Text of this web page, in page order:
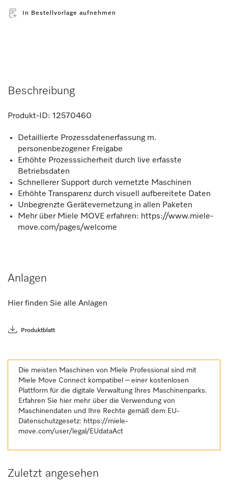
In Bestellvorlage aufnehmen
Beschreibung
Produkt-ID: 12570460
Detaillierte Prozessdatenerfassung m.
personenbezogener Freigabe
Erhöhte Prozesssicherheit durch live erfasste
Betriebsdaten
Schnellerer Support durch vernetzte Maschinen
Erhöhte Transparenz durch visuell aufbereitete Daten
Unbegrenzte Gerätevernetzung in allen Paketen
Mehr über Miele MOVE erfahren: https://www.miele-
move.com/pages/welcome
Anlagen
Hier finden Sie alle Anlagen
Produktblatt
Die meisten Maschinen von Miele Professional sind mit
Miele Move Connect kompatibel – einer kostenlosen
Plattform für die digitale Verwaltung Ihres Maschinenparks.
Erfahren Sie hier mehr über die Verwendung von
Maschinendaten und Ihre Rechte gemäß dem EU-
Datenschutzgesetz: https://miele-
move.com/user/legal/EUdataAct
Zuletzt angesehen